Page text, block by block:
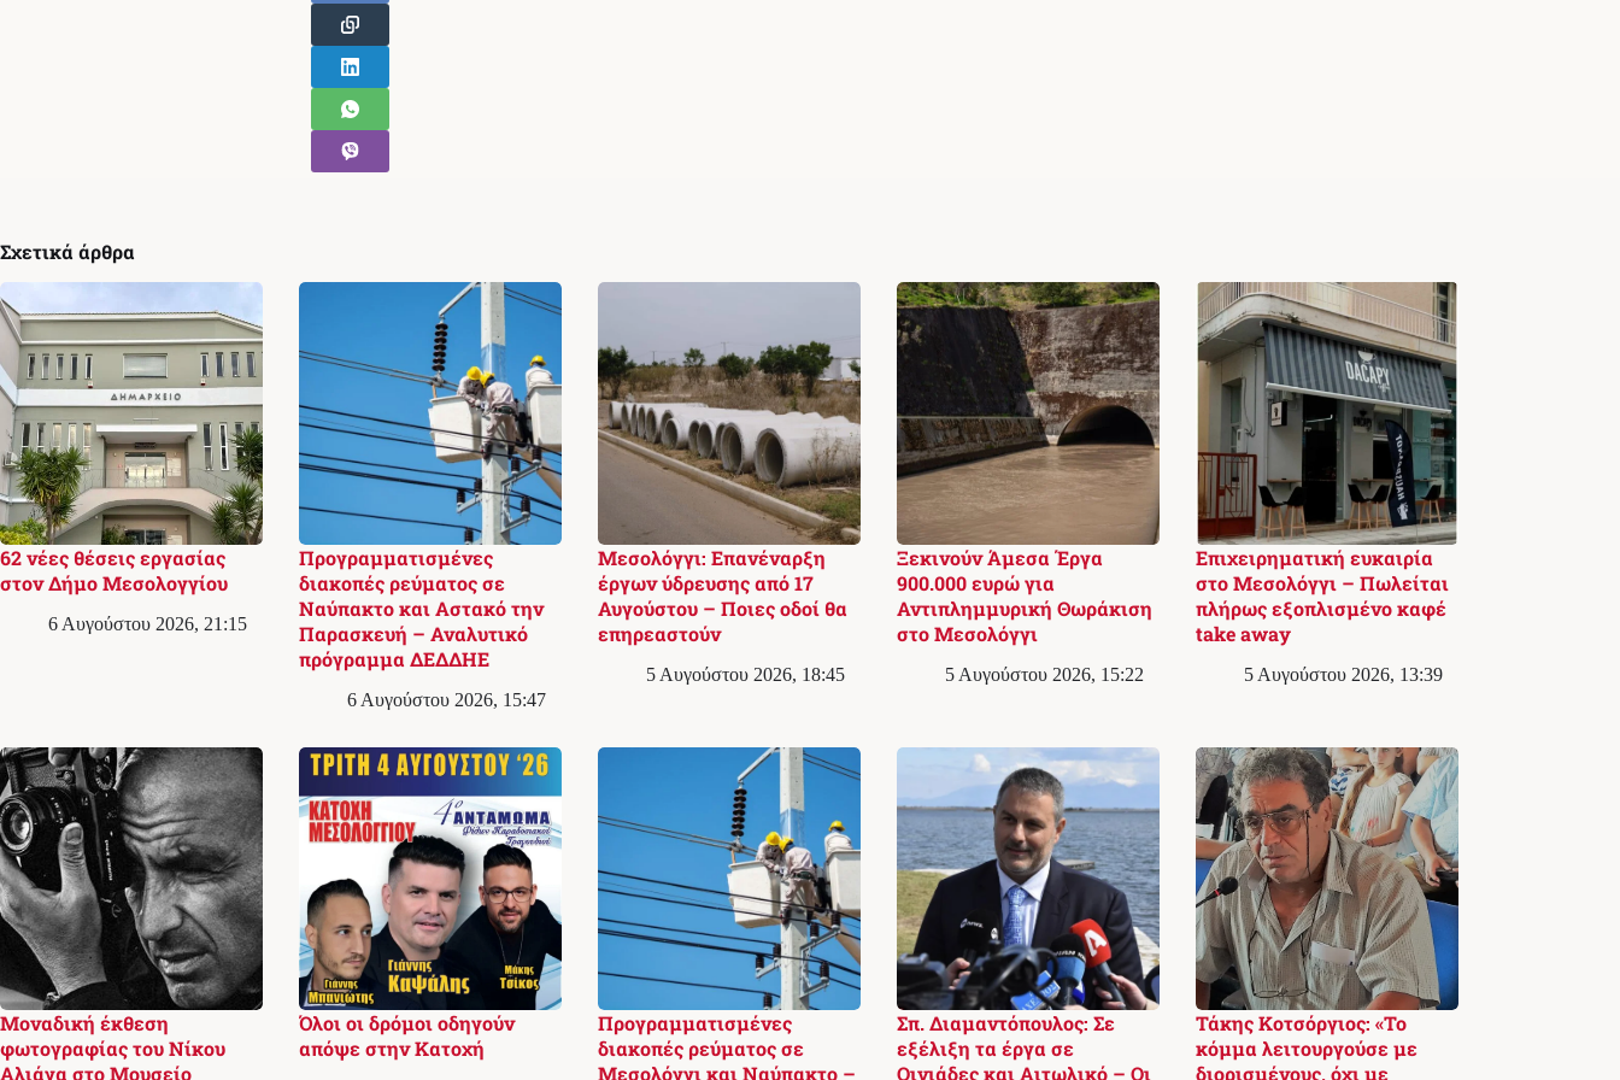
Σχετικά άρθρα
62 νέες θέσεις εργασίας
στον Δήμο Μεσολογγίου
6 Αυγούστου 2026, 21:15
Προγραμματισμένες
διακοπές ρεύματος σε
Ναύπακτο και Αστακό την
Παρασκευή – Αναλυτικό
πρόγραμμα ΔΕΔΔΗΕ
6 Αυγούστου 2026, 15:47
Μεσολόγγι: Επανέναρξη
έργων ύδρευσης από 17
Αυγούστου – Ποιες οδοί θα
επηρεαστούν
5 Αυγούστου 2026, 18:45
Ξεκινούν Άμεσα Έργα
900.000 ευρώ για
Αντιπλημμυρική Θωράκιση
στο Μεσολόγγι
5 Αυγούστου 2026, 15:22
Επιχειρηματική ευκαιρία
στο Μεσολόγγι – Πωλείται
πλήρως εξοπλισμένο καφέ
take away
5 Αυγούστου 2026, 13:39
Μοναδική έκθεση
φωτογραφίας του Νίκου
Αλιάγα στο Μουσείο
Όλοι οι δρόμοι οδηγούν
απόψε στην Κατοχή
Προγραμματισμένες
διακοπές ρεύματος σε
Μεσολόγγι και Ναύπακτο –
Σπ. Διαμαντόπουλος: Σε
εξέλιξη τα έργα σε
Οινιάδες και Αιτωλικό – Οι
Τάκης Κοτσόργιος: «Το
κόμμα λειτουργούσε με
διορισμένους, όχι με